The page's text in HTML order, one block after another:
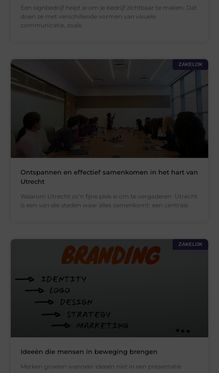
Een signbedrijf helpt je om je bedrijf zichtbaar te maken. Dat
doen ze met verschillende vormen van visuele
communicatie, zoals
ZAKELIJK
Ontspannen en effectief samenkomen in het hart van
Utrecht
Waarom Utrecht zo’n fijne plek is om te vergaderen Utrecht
is een van die steden waar alles samenkomt: een centrale
ZAKELIJK
Ideeën die mensen in beweging brengen
Merken groeien wanneer ideeën niet in een presentatie